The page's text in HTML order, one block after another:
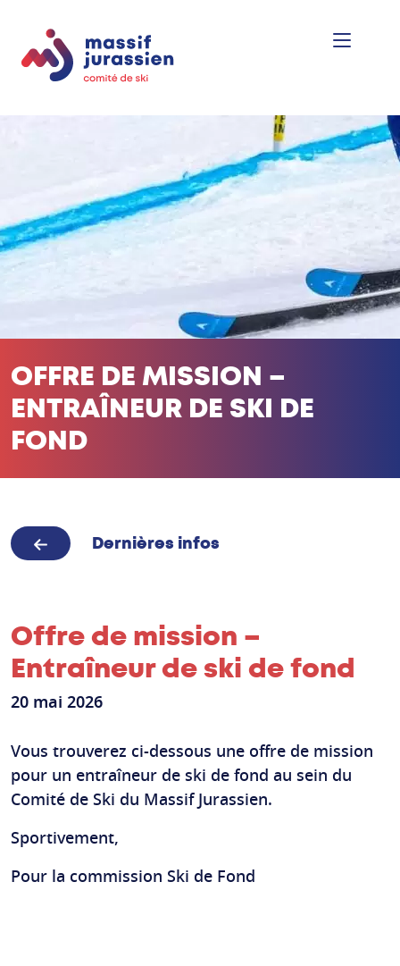
OFFRE DE MISSION –
ENTRAÎNEUR DE SKI DE
FOND
Dernières infos
Offre de mission –
Entraîneur de ski de fond
20 mai 2026
Vous trouverez ci-dessous une offre de mission
pour un entraîneur de ski de fond au sein du
Comité de Ski du Massif Jurassien.
Sportivement,
Pour la commission Ski de Fond